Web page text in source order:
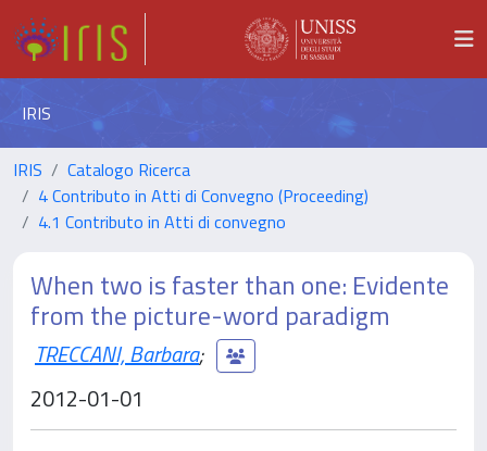
IRIS
IRIS
Catalogo Ricerca
4 Contributo in Atti di Convegno (Proceeding)
4.1 Contributo in Atti di convegno
When two is faster than one: Evidente
from the picture-word paradigm
TRECCANI, Barbara;
2012-01-01